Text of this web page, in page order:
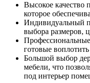
Высокое качество
которое
Индивидуальный
выбора размеров,
готовые
Большой выбор
мебели, что
под интерьер